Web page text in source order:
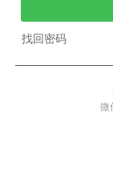
找回密码
微